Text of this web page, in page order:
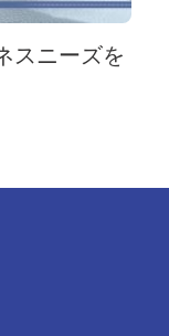
スニーズを